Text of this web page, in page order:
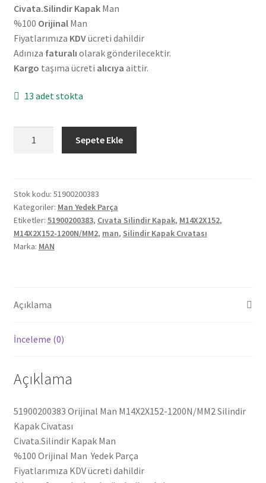
Civata.Silindir KapakMan
%100 OrijinalMan
Fiyatlarımıza KDVücreti dahildir
Adınıza faturalı olarak gönderilecektir.
Kargo taşıma ücreti alıcıya aittir.
13 adet stokta
Silindir
Kapak
Civatası
51900200383
adet
Sepete Ekle
Stok kodu: 51900200383
Kategoriler: Man Yedek Parça
Etiketler: 51900200383, Cıvata Silindir Kapak, M14X2X152,
M14X2X152-1200N/MM2, man, Silindir Kapak Cıvatası
Marka: MAN
Açıklama
İnceleme (0)
Açıklama
51900200383 Orijinal Man M14X2X152-1200N/MM2 Silindir
Kapak Civatası
Civata.Silindir Kapak Man
%100 Orijinal Man Yedek Parça
Fiyatlarımıza KDV ücreti dahildir